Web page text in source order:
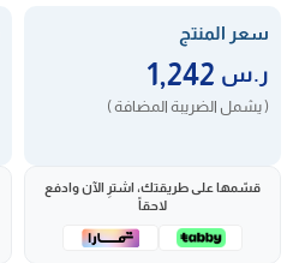
سعر المنتج
ر.س
( يشمل الضريبة المضافة )
قسّمها على طريقتك، اشترِ الآن وادفع
لاحقاً